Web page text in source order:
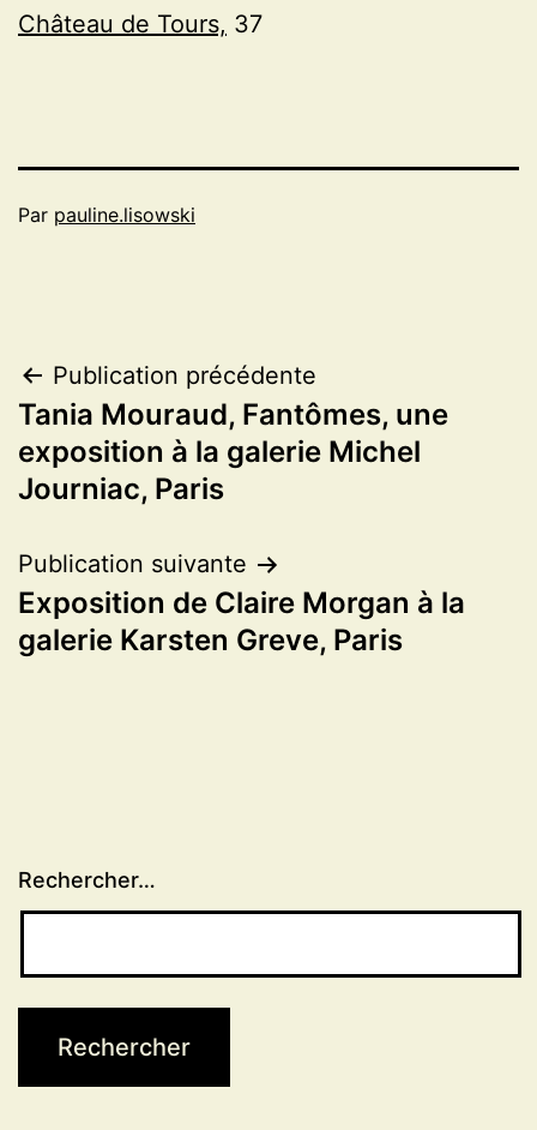
Château de Tours, 37
Par pauline.lisowski
Navigation
de
l’article
Publication précédente
Tania Mouraud, Fantômes, une
exposition à la galerie Michel
Journiac, Paris
Publication suivante
Exposition de Claire Morgan à la
galerie Karsten Greve, Paris
Rechercher…